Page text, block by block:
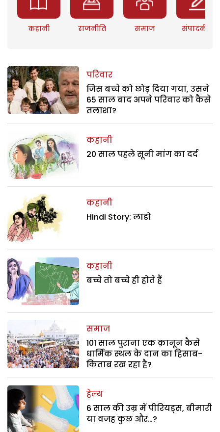
कहानी राजनीति समाज संपादकीय
परिवार
जिस बच्चे को छोड़ दिया गया, उसने
65 साल बाद अपने परिवार को कैसे
तलाशा?
कहानी
20 साल पहले सूनी मांग का दर्द
कहानी
Hindi Story: लाडो
कहानी
बच्चे तो बच्चे ही होते हैं
समाज
101 साल पुराना एक क़ानून कैसे
धार्मिक स्थल के दान का हिसाब-
किताब रख रहा है?
हेल्थ
6 साल की उम्र में पीरियड्स, बीमारी
या वजह कुछ और…?